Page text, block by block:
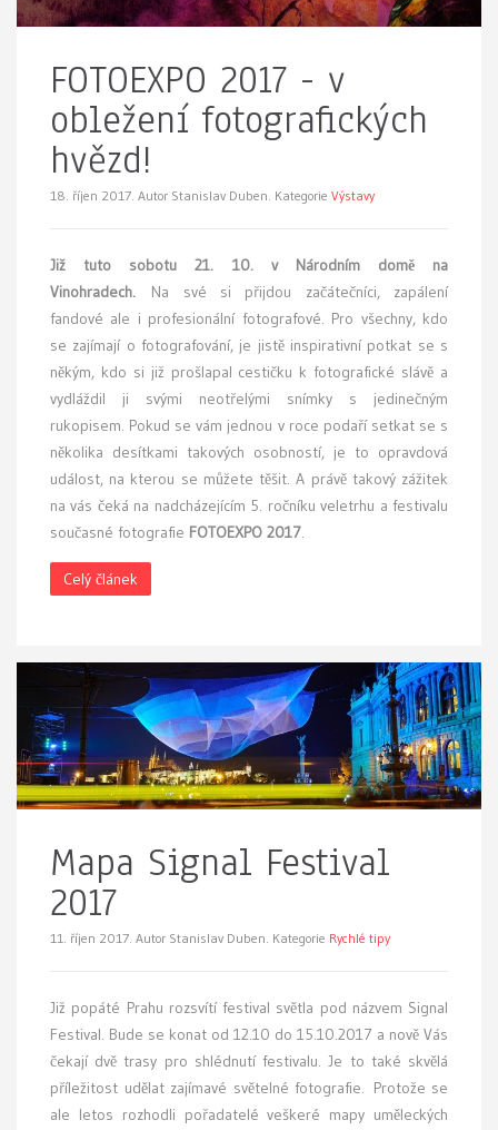
FOTOEXPO 2017 - v
obležení fotografických
hvězd!
18. říjen 2017. Autor Stanislav Duben. Kategorie Výstavy
Již tuto sobotu 21. 10. v Národním domě na
Vinohradech. Na své si přijdou začátečníci, zapálení
fandové ale i profesionální fotografové. Pro všechny, kdo
se zajímají o fotografování, je jistě inspirativní potkat se s
někým, kdo si již prošlapal cestičku k fotografické slávě a
vydláždil ji svými neotřelými snímky s jedinečným
rukopisem. Pokud se vám jednou v roce podaří setkat se s
několika desítkami takových osobností, je to opravdová
událost, na kterou se můžete těšit. A právě takový zážitek
na vás čeká na nadcházejícím 5. ročníku veletrhu a festivalu
současné fotografie FOTOEXPO 2017.
Celý článek
Mapa Signal Festival
2017
11. říjen 2017. Autor Stanislav Duben. Kategorie Rychlé tipy
Již popáté Prahu rozsvítí festival světla pod názvem Signal
Festival. Bude se konat od 12.10 do 15.10.2017 a nově Vás
čekají dvě trasy pro shlédnutí festivalu. Je to také skvělá
příležitost udělat zajímavé světelné fotografie. Protože se
ale letos rozhodli pořadatelé veškeré mapy uměleckých